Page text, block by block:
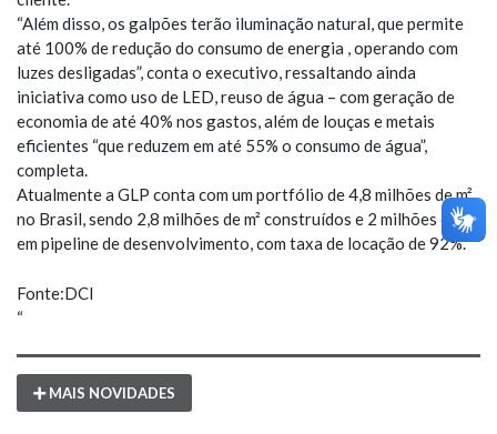
“Além disso, os galpões terão iluminação natural, que permite
até 100% de redução do consumo de energia , operando com
luzes desligadas”, conta o executivo, ressaltando ainda
iniciativa como uso de LED, reuso de água – com geração de
economia de até 40% nos gastos, além de louças e metais
eficientes “que reduzem em até 55% o consumo de água”,
completa.
Atualmente a GLP conta com um portfólio de 4,8 milhões de m²
no Brasil, sendo 2,8 milhões de m² construídos e 2 milhões de m²
em pipeline de desenvolvimento, com taxa de locação de 92%.
Fonte:DCI
“
MAIS NOVIDADES